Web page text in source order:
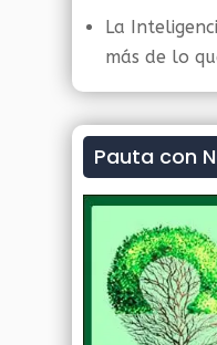
La
más de lo
Pauta con